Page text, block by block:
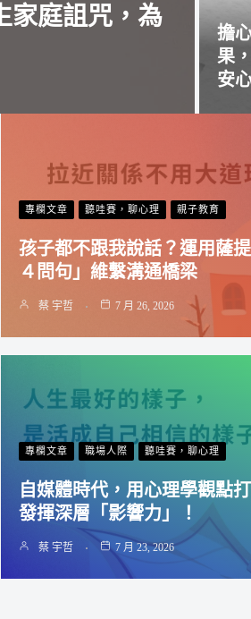
家庭詛咒，為
擔
果
安
專欄文章 聽哇賽，聊心理 親子教育
孩子都不跟我說話？運用薩
４問句」維繫溝通橋梁
蔡 宇哲 7 月 26, 2026
專欄文章 職場人際 聽哇賽，聊心理
自媒體時代，用心理學觀點
發揮深層「影響力」！
蔡 宇哲 7 月 23, 2026